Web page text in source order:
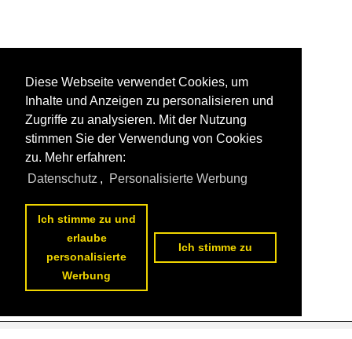
Diese Webseite verwendet Cookies, um
Inhalte und Anzeigen zu personalisieren und
Zugriffe zu analysieren. Mit der Nutzung
stimmen Sie der Verwendung von Cookies
zu. Mehr erfahren:
Datenschutz , Personalisierte Werbung
Ich stimme zu und
erlaube
personalisierte
Werbung
Ich stimme zu